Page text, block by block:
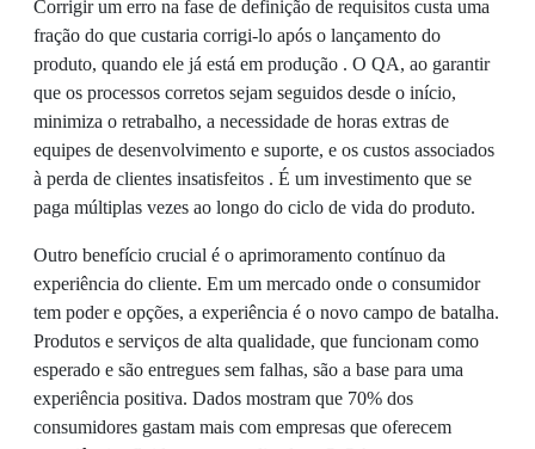
Corrigir um erro na fase de definição de requisitos custa uma
fração do que custaria corrigi-lo após o lançamento do
produto, quando ele já está em produção . O QA, ao garantir
que os processos corretos sejam seguidos desde o início,
minimiza o retrabalho, a necessidade de horas extras de
equipes de desenvolvimento e suporte, e os custos associados
à perda de clientes insatisfeitos . É um investimento que se
paga múltiplas vezes ao longo do ciclo de vida do produto.
Outro benefício crucial é o aprimoramento contínuo da
experiência do cliente. Em um mercado onde o consumidor
tem poder e opções, a experiência é o novo campo de batalha.
Produtos e serviços de alta qualidade, que funcionam como
esperado e são entregues sem falhas, são a base para uma
experiência positiva. Dados mostram que 70% dos
consumidores gastam mais com empresas que oferecem